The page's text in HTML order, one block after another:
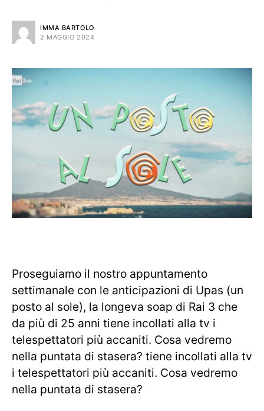
IMMA BARTOLO
2 MAGGIO 2024
Proseguiamo il nostro appuntamento
settimanale con le anticipazioni di Upas (un
posto al sole), la longeva soap di Rai 3 che
da più di 25 anni tiene incollati alla tv i
telespettatori più accaniti. Cosa vedremo
nella puntata di stasera? tiene incollati alla tv
i telespettatori più accaniti. Cosa vedremo
nella puntata di stasera?